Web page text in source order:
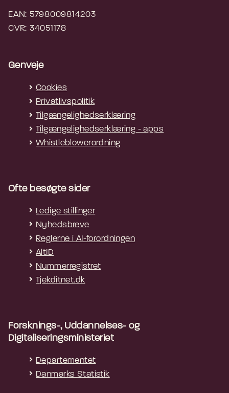
EAN: 5798009814203
CVR: 34051178
Genveje
Cookies
Privatlivspolitik
Tilgængelighedserklæring
Tilgængelighedserklæring - apps
Whistleblowerordning
Ofte besøgte sider
Ledige stillinger
Nyhedsbreve
Reglerne i AI-forordningen
AltID
Nummerregistret
Tjekditnet.dk
Forsknings-, Uddannelses- og
Digitaliseringsministeriet
Departementet
Danmarks Statistik